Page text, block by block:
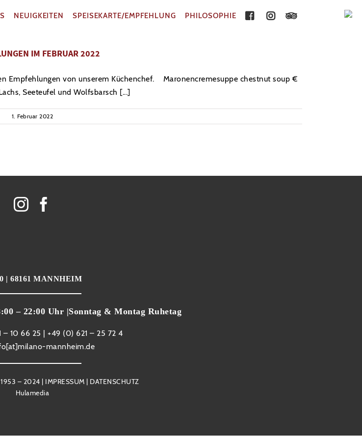
NEUIGKEITEN SPEISEKARTE/EMPFEHLUNG PHILOSOPHIE
IM FEBRUAR 2022
Empfehlungen von unserem Küchenchef. Maronencremesuppe chestnut soup €
Seeteufel und Wolfsbarsch [...]
1. Februar 2022
| 68161 MANNHEIM
– 22:00 Uhr |Sonntag & Montag Ruhetag
– 10 66 25 | +49 (0) 621 – 25 72 4
mannheim.de
– 2024 | IMPRESSUM | DATENSCHUTZ
Hulamedia